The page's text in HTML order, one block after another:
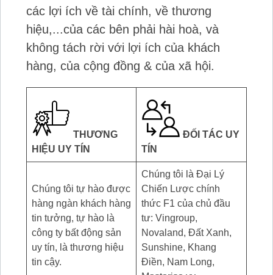
các lợi ích về tài chính, về thương
hiệu,...của các bên phải hài hoà, và
không tách rời với lợi ích của khách
hàng, của cộng đồng & của xã hội.
THƯƠNG
HIỆU UY TÍN
ĐỐI TÁC UY
TÍN
Chúng tôi tự hào được
hàng ngàn khách hàng
tin tưởng, tự hào là
công ty bất động sản
uy tín, là thương hiệu
tin cậy.
Chúng tôi là Đại Lý
Chiến Lược chính
thức F1 của chủ đầu
tư: Vingroup,
Novaland, Đất Xanh,
Sunshine, Khang
Điền, Nam Long,